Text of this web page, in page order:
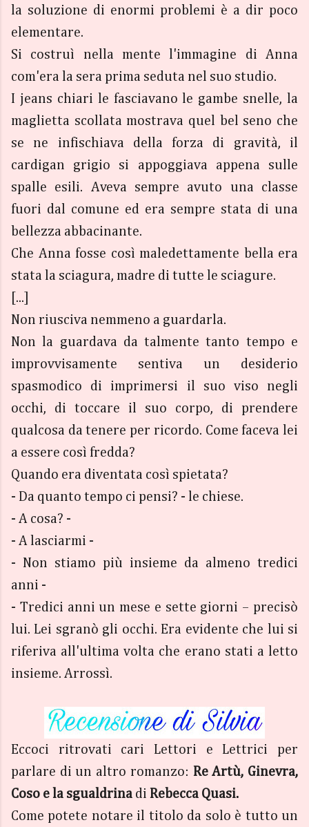
la soluzione di enormi problemi è a dir poco
elementare.
Si costruì nella mente l'immagine di Anna
com'era la sera prima seduta nel suo studio.
I jeans chiari le fasciavano le gambe snelle, la
maglietta scollata mostrava quel bel seno che
se ne infischiava della forza di gravità, il
cardigan grigio si appoggiava appena sulle
spalle esili. Aveva sempre avuto una classe
fuori dal comune ed era sempre stata di una
bellezza abbacinante.
Che Anna fosse così maledettamente bella era
stata la sciagura, madre di tutte le sciagure.
[...]
Non riusciva nemmeno a guardarla.
Non la guardava da talmente tanto tempo e
improvvisamente sentiva un desiderio
spasmodico di imprimersi il suo viso negli
occhi, di toccare il suo corpo, di prendere
qualcosa da tenere per ricordo. Come faceva lei
a essere così fredda?
Quando era diventata così spietata?
- Da quanto tempo ci pensi? - le chiese.
- A cosa? -
- A lasciarmi -
- Non stiamo più insieme da almeno tredici
anni -
- Tredici anni un mese e sette giorni – precisò
lui. Lei sgranò gli occhi. Era evidente che lui si
riferiva all'ultima volta che erano stati a letto
insieme. Arrossì.
Eccoci ritrovati cari Lettori e Lettrici per
parlare di un altro romanzo: Re Artù, Ginevra,
Coso e la sgualdrina di Rebecca Quasi.
Come potete notare il titolo da solo è tutto un